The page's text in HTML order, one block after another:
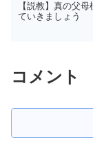
【説教】真の父
ていきましょう
コメント